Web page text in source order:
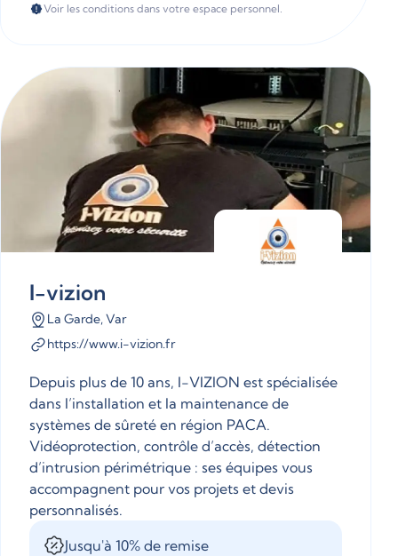
Voir les conditions dans votre espace personnel.
I-vizion
La Garde, Var
https://www.i-vizion.fr
Depuis plus de 10 ans, I-VIZION est spécialisée
dans l’installation et la maintenance de
systèmes de sûreté en région PACA.
Vidéoprotection, contrôle d’accès, détection
d’intrusion périmétrique : ses équipes vous
accompagnent pour vos projets et devis
personnalisés.
Jusqu'à 10% de remise